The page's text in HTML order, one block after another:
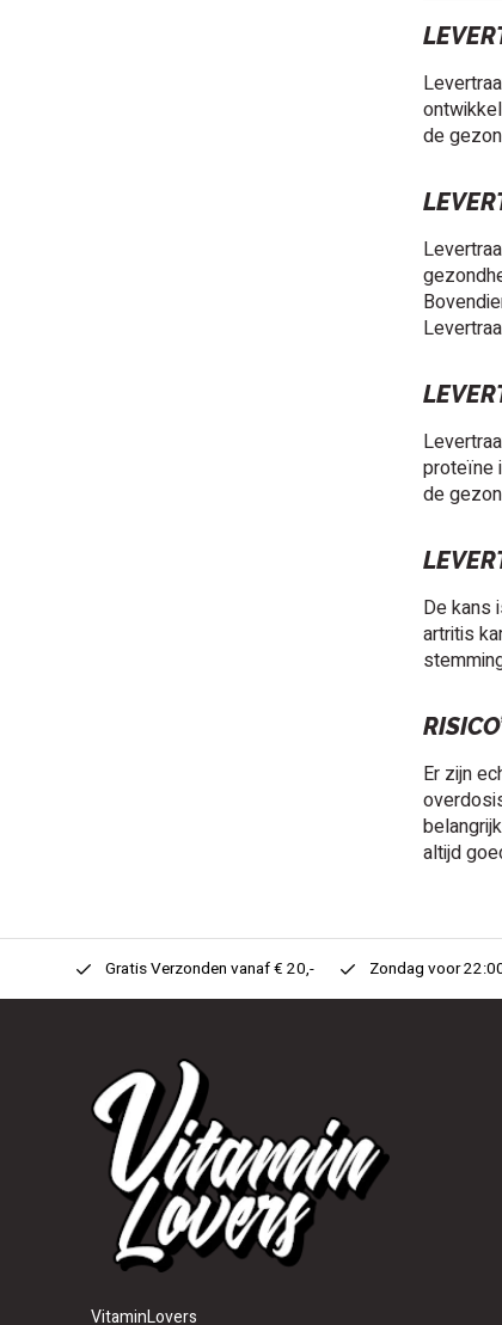
de
proteïne
de
De kans
artritis
Er zijn
altijd
Gratis Verzonden vanaf € 20,- Zondag voor
VitaminLovers